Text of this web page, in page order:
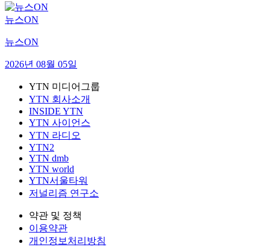
뉴스ON
뉴스ON
2026년 08월 05일
YTN 미디어그룹
YTN 회사소개
INSIDE YTN
YTN 사이언스
YTN 라디오
YTN2
YTN dmb
YTN world
YTN서울타워
저널리즘 연구소
약관 및 정책
이용약관
개인정보처리방침